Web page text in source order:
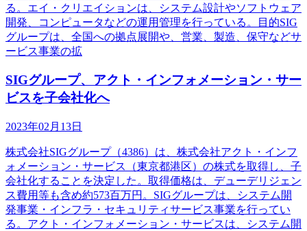
る。エイ・クリエイションは、システム設計やソフトウェア
開発、コンピュータなどの運用管理を行っている。目的SIG
グループは、全国への拠点展開や、営業、製造、保守などサ
ービス事業の拡
SIGグループ、アクト・インフォメーション・サー
ビスを子会社化へ
2023年02月13日
株式会社SIGグループ（4386）は、株式会社アクト・インフ
ォメーション・サービス（東京都港区）の株式を取得し、子
会社化することを決定した。取得価格は、デューデリジェン
ス費用等も含め約573百万円。SIGグループは、システム開
発事業・インフラ・セキュリティサービス事業を行ってい
る。アクト・インフォメーション・サービスは、システム開